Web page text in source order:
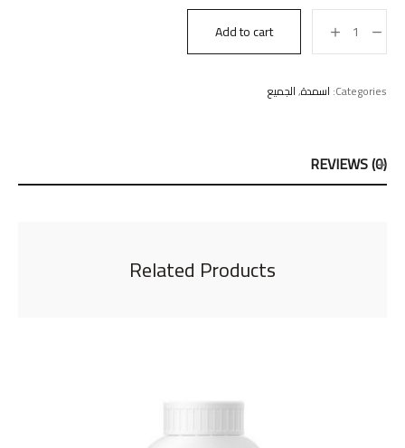
Add to cart
Categories: اسمدة,الجميع
REVIEWS (0)
Related Products